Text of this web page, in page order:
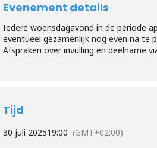
Evenement details
Iedere woensdagavond in de periode
eventueel gezamenlijk nog even na te
Afspraken over invulling en deelname
Tijd
30 juli 202519:00 (GMT+02:00)